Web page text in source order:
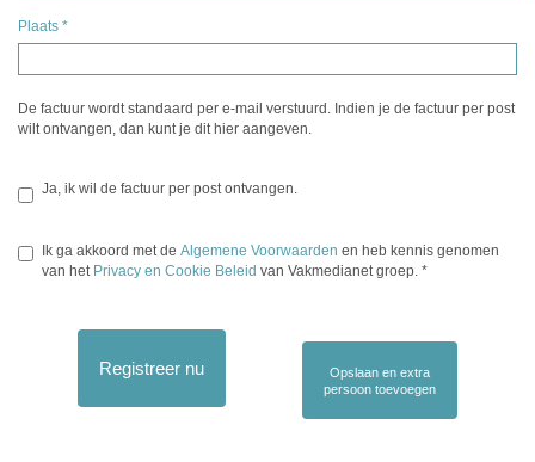
Plaats *
De factuur wordt standaard per e-mail verstuurd. Indien je de factuur per post
wilt ontvangen, dan kunt je dit hier aangeven.
Ja, ik wil de factuur per post ontvangen.
Ik ga akkoord met de Algemene Voorwaarden en heb kennis genomen
van het Privacy en Cookie Beleid van Vakmedianet groep. *
Registreer nu
Opslaan en extra
persoon toevoegen